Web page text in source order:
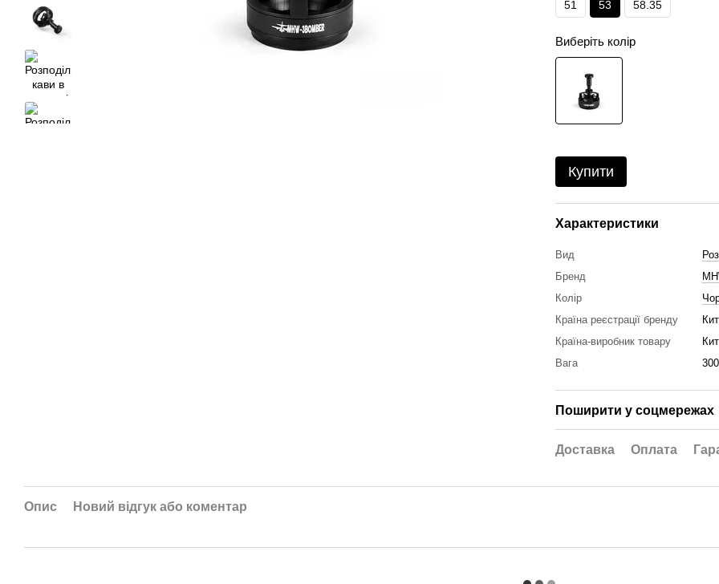
51 53 58.35
Виберіть колір
Купити
Характеристики
Вид
Бренд
Колір
Країна реєстрації бренду
Країна-виробник товару
Вага
Поширити у соцмережах
Доставка Оплата
Опис Новий відгук або коментар